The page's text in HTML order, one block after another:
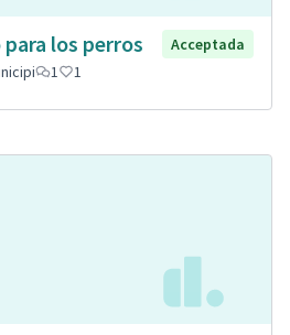
los perros
Acceptada
1 1